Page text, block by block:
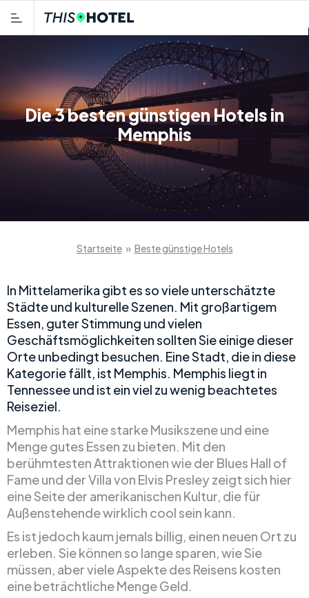
Die 3 besten günstigen Hotels in
Memphis
Startseite » Beste günstige Hotels
In Mittelamerika gibt es so viele unterschätzte
Städte und kulturelle Szenen. Mit großartigem
Essen, guter Stimmung und vielen
Geschäftsmöglichkeiten sollten Sie einige dieser
Orte unbedingt besuchen. Eine Stadt, die in diese
Kategorie fällt, ist Memphis. Memphis liegt in
Tennessee und ist ein viel zu wenig beachtetes
Reiseziel.
Memphis hat eine starke Musikszene und eine
Menge gutes Essen zu bieten. Mit den
berühmtesten Attraktionen wie der Blues Hall of
Fame und der Villa von Elvis Presley zeigt sich hier
eine Seite der amerikanischen Kultur, die für
Außenstehende wirklich cool sein kann.
Es ist jedoch kaum jemals billig, einen neuen Ort zu
erleben. Sie können so lange sparen, wie Sie
müssen, aber viele Aspekte des Reisens kosten
eine beträchtliche Menge Geld.